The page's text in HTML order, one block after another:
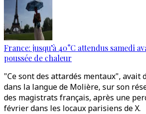
France: jusqu’à 40°C attendus samedi
poussée de chaleur
"Ce sont des attardés mentaux", avait
dans la langue de Molière, sur son
des magistrats français, après une
février dans les locaux parisiens de X.